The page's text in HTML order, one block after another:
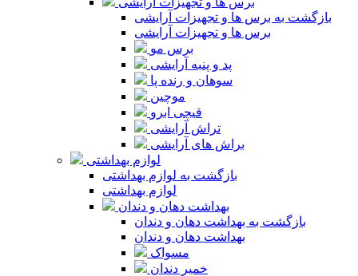
بازگشت به برس ها و تجهیزات آرایشی
برس ها و تجهیزات آرایشی
برس مو
پد و پنبه آرایشی
سوهان و رنده پا
موچین
قیچی ابرو
تراش آرایشی
براش های آرایشی
لوازم بهداشتی
بازگشت به لوازم بهداشتی
لوازم بهداشتی
بهداشت دهان و دندان
بازگشت به بهداشت دهان و دندان
بهداشت دهان و دندان
مسواک
خمیر دندان